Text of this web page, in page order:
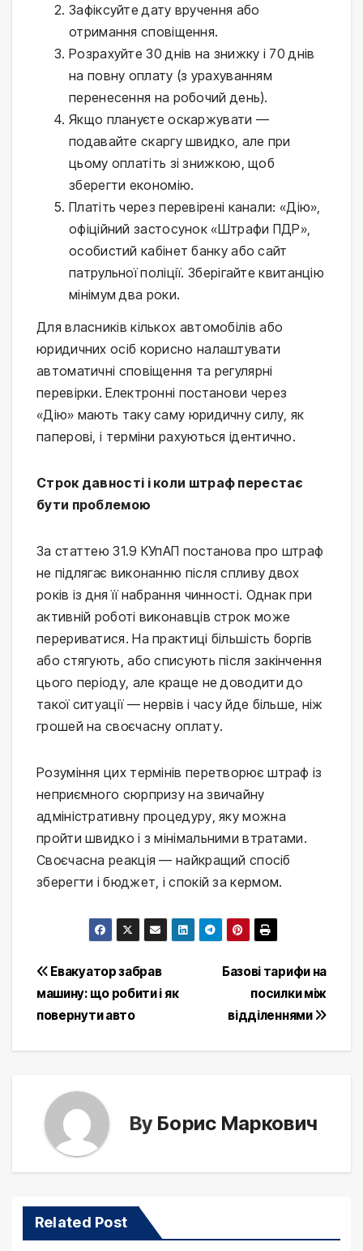
Зафіксуйте дату вручення або
отримання сповіщення.
Розрахуйте 30 днів на знижку і 70 днів
на повну оплату (з урахуванням
перенесення на робочий день).
Якщо плануєте оскаржувати —
подавайте скаргу швидко, але при
цьому оплатіть зі знижкою, щоб
зберегти економію.
Платіть через перевірені канали: «Дію»,
офіційний застосунок «Штрафи ПДР»,
особистий кабінет банку або сайт
патрульної поліції. Зберігайте квитанцію
мінімум два роки.
Для власників кількох автомобілів або
юридичних осіб корисно налаштувати
автоматичні сповіщення та регулярні
перевірки. Електронні постанови через
«Дію» мають таку саму юридичну силу, як
паперові, і терміни рахуються ідентично.
Строк давності і коли штраф перестає
бути проблемою
За статтею 31.9 КУпАП постанова про штраф
не підлягає виконанню після спливу двох
років із дня її набрання чинності. Однак при
активній роботі виконавців строк може
перериватися. На практиці більшість боргів
або стягують, або списують після закінчення
цього періоду, але краще не доводити до
такої ситуації — нервів і часу йде більше, ніж
грошей на своєчасну оплату.
Розуміння цих термінів перетворює штраф із
неприємного сюрпризу на звичайну
адміністративну процедуру, яку можна
пройти швидко і з мінімальними втратами.
Своєчасна реакція — найкращий спосіб
зберегти і бюджет, і спокій за кермом.
Post
navigation
Базові тарифи на
посилки між
відділеннями
Евакуатор забрав
машину: що робити і як
повернути авто
By Борис Маркович
Related Post